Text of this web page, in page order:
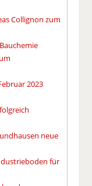
Collignon zum
2023
neue
für